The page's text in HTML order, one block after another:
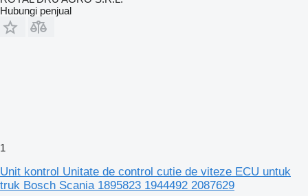
Hubungi penjual
1
Unit kontrol Unitate de control cutie de viteze ECU untuk
truk Bosch Scania 1895823 1944492 2087629